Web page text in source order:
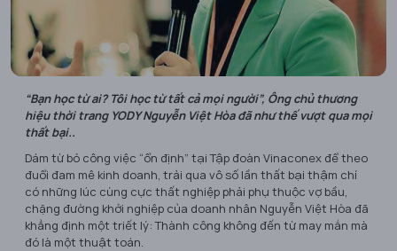
“Bạn học từ ai? Tôi học từ tất cả mọi người”, Ông chủ thương
hiệu thời trang YODY Nguyễn Việt Hòa đã như thế vượt qua mọi
thất bại..
Dám từ bỏ công việc “ổn định” tại Tập đoàn Vinaconex để theo
đuổi đam mê kinh doanh, trải qua vô số lần thất bại thậm chí
có những lúc cùng cực thất nghiệp phải phụ thuộc vợ bầu,
chặng đường khởi nghiệp của doanh nhân Nguyễn Việt Hòa đã
khẳng định một triết lý: Thành công không đến từ may mắn mà
đó là một thuật toán.